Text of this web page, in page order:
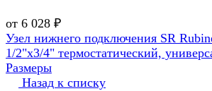
от 6 028 ₽
Узел нижнего подключения SR
1/2"х3/4" термостатический,
Размеры
Назад к списку